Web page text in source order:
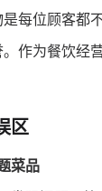
每位顾客都
作为餐饮经
区
菜品